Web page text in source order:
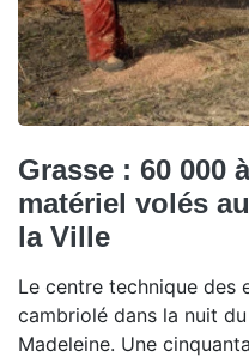
Grasse : 60 000
matériel volés
la Ville
Le centre technique des
cambriolé dans la nuit
Madeleine. Une